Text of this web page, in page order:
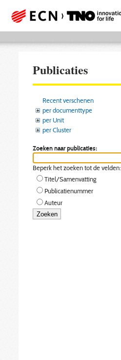
Publicaties
Recent verschenen
per documenttype
per Unit
per Cluster
Zoeken naar publicaties:
Beperk het zoeken tot de velden:
Titel/Samenvatting
Publicatienummer
Auteur